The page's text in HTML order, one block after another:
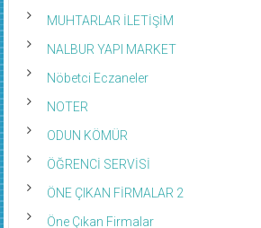
MUHTARLAR İLETİŞİM
NALBUR YAPI MARKET
Nöbetci Eczaneler
NOTER
ODUN KÖMÜR
ÖĞRENCİ SERVİSİ
ÖNE ÇIKAN FİRMALAR 2
Öne Çıkan Firmalar